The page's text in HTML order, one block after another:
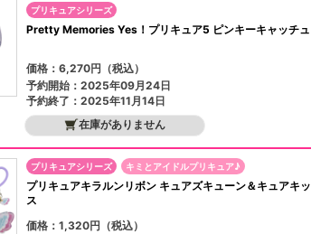
プリキュアシリーズ
Pretty Memories Yes！プリキュア5 ピンキーキャッチュ
価格：6,270円（税込）
予約開始：2025年09月24日
予約終了：2025年11月14日
在庫がありません
プリキュアシリーズ キミとアイドルプリキュア♪
プリキュアキラルンリボン キュアズキューン＆キュアキッ
ス
価格：1,320円（税込）